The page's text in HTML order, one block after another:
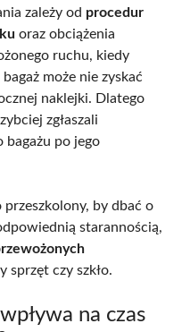
zależy od procedur
oraz obciążenia
ruchu, kiedy
może nie zyskać
naklejki. Dlatego
zgłaszali
bagażu po jego
by dbać o
starannością,
sprzęt czy szkło.
na czas